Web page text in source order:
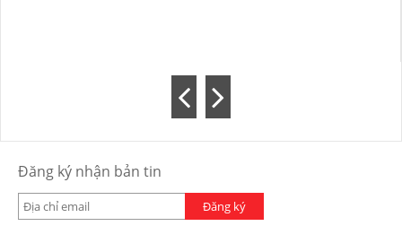
Đăng ký nhận bản tin
Đăng ký